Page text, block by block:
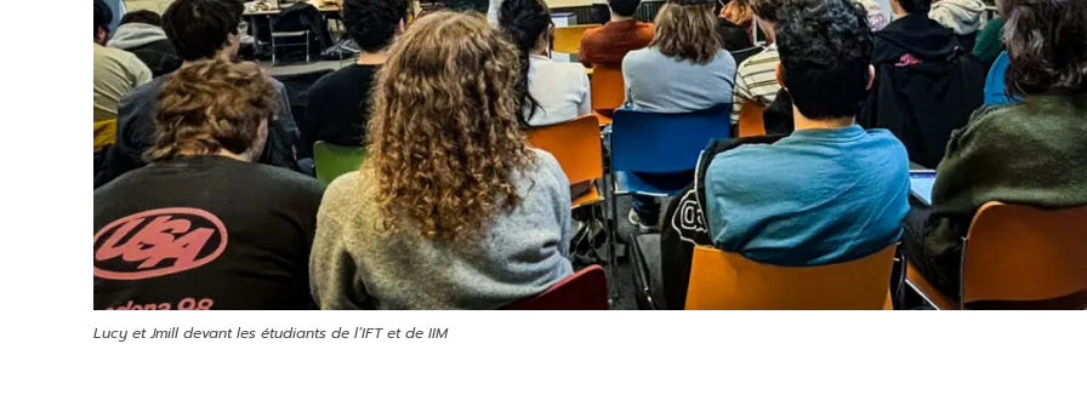
Lucy et Jmill devant les étudiants de l’IFT et de IIM